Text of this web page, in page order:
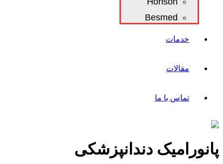
Besmed
خدمات
مقالات
تماس با ما
پانورامیک دندانپزشکی